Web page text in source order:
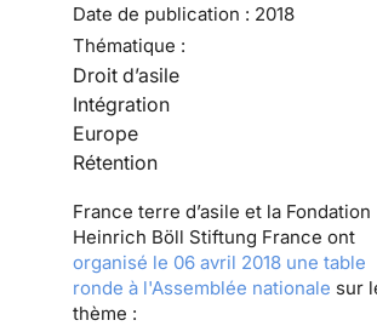
Date de publication : 2018
Thématique :
Droit d’asile
Intégration
Europe
Rétention
France terre d’asile et la Fondation
Heinrich Böll Stiftung France ont
organisé le 06 avril 2018 une table
ronde à l'Assemblée nationale sur
thème :